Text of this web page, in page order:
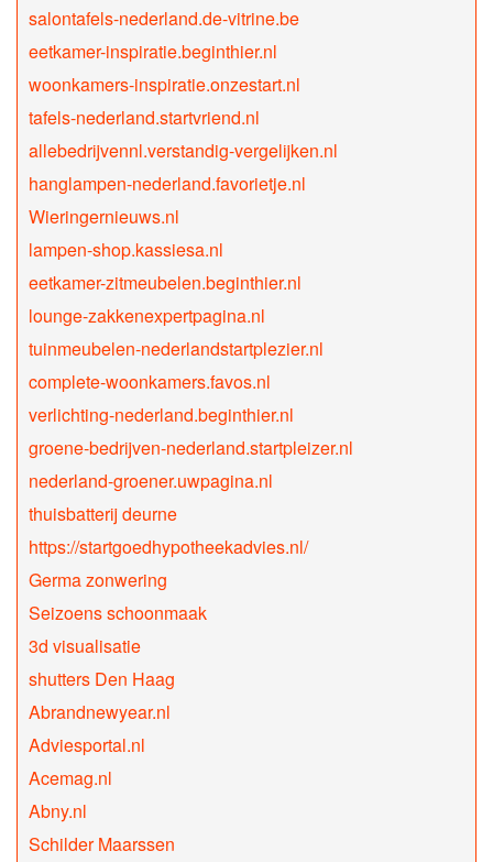
salontafels-nederland.de-vitrine.be
eetkamer-inspiratie.beginthier.nl
woonkamers-inspiratie.onzestart.nl
tafels-nederland.startvriend.nl
allebedrijvennl.verstandig-vergelijken.nl
hanglampen-nederland.favorietje.nl
Wieringernieuws.nl
lampen-shop.kassiesa.nl
eetkamer-zitmeubelen.beginthier.nl
lounge-zakkenexpertpagina.nl
tuinmeubelen-nederlandstartplezier.nl
complete-woonkamers.favos.nl
verlichting-nederland.beginthier.nl
groene-bedrijven-nederland.startpleizer.nl
nederland-groener.uwpagina.nl
thuisbatterij deurne
https://startgoedhypotheekadvies.nl/
Germa zonwering
Seizoens schoonmaak
3d visualisatie
shutters Den Haag
Abrandnewyear.nl
Adviesportal.nl
Acemag.nl
Abny.nl
Schilder Maarssen